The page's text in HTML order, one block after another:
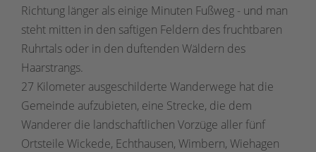
Richtung länger als einige Minuten Fußweg - und man
steht mitten in den saftigen Feldern des fruchtbaren
Ruhrtals oder in den duftenden Wäldern des
Haarstrangs.
27 Kilometer ausgeschilderte Wanderwege hat die
Gemeinde aufzubieten, eine Strecke, die dem
Wanderer die landschaftlichen Vorzüge aller fünf
Ortsteile Wickede, Echthausen, Wimbern, Wiehagen